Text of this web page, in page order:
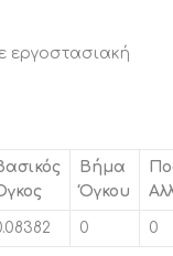
εργοστασιακή
Βήμα
Όγκου
0 0